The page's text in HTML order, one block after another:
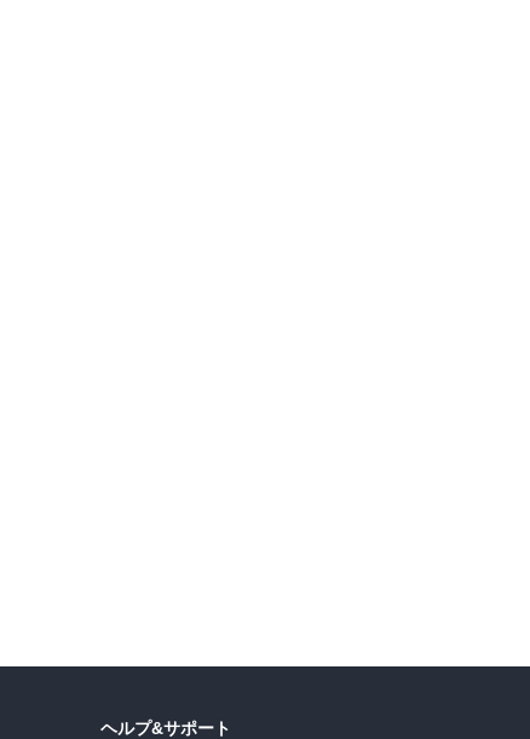
ヘルプ&サポート